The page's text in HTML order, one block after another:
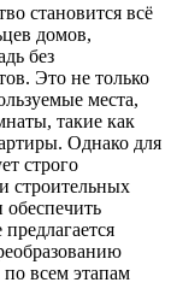
становится всё
домов,
без
Это не только
места,
такие как
Однако для
строго
строительных
всем этапам